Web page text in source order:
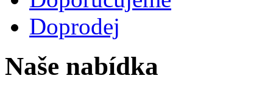
Doprodej
Naše nabídka